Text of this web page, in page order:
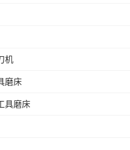
机
磨床
具磨床